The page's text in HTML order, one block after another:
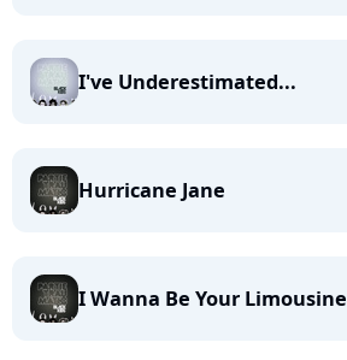
I've Underestimated...
Hurricane Jane
I Wanna Be Your Limousine